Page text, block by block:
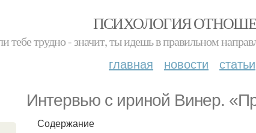
ПСИХОЛОГИЯ
тебе трудно - значит, ты идешь в правильном
главная новости статьи
Интервью с ириной Винер.
Содержание